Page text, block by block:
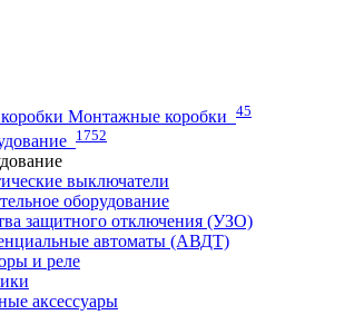
Монтажные коробки 45
1752
выключатели
оборудование
защитного отключения (УЗО)
автоматы (АВДТ)
и реле
аксессуары